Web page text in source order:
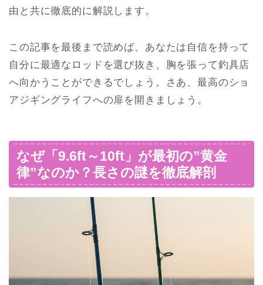
由と共に徹底的に解説します。
この記事を最後まで読めば、あなたは自信を持って
自分に最適なロッドを選び抜き、胸を張って釣具店
へ向かうことができるでしょう。さあ、最高のショ
アジギングライフへの扉を開きましょう。
なぜ「9.6ft～10ft」が最初の”黄金
律”なのか？長さの謎を徹底解剖